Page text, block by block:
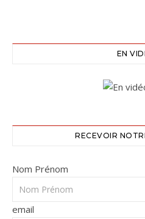
EN
RECEVOIR
Nom Prénom
email